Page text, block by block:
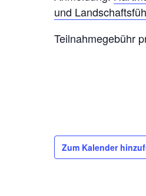
und
Teilnahmegebühr
Zum Kalender